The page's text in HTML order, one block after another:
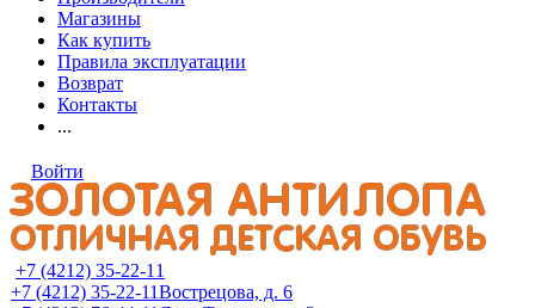
Магазины
Как купить
Правила эксплуатации
Возврат
Контакты
...
Войти
+7 (4212) 35-22-11
+7 (4212) 35-22-11Вострецова, д. 6